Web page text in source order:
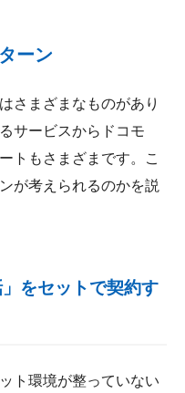
ーン
さまざまなものがあり
サービスからドコモ
トもさまざまです。こ
が考えられるのかを説
」をセットで契約す
ト環境が整っていない